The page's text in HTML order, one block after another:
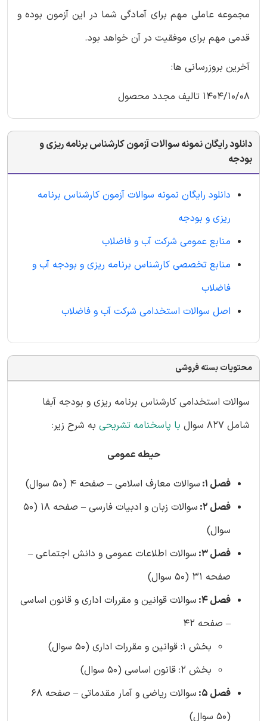
مجموعه عاملی مهم برای آمادگی شما در این آزمون بوده و
قدمی مهم برای موفقیت در آن خواهد بود.
آخرین بروزرسانی ها:
1404/10/08 تالیف مجدد محصول
دانلود رایگان نمونه سوالات آزمون کارشناس برنامه ریزی و
بودجه
دانلود رایگان نمونه سوالات آزمون کارشناس برنامه
ریزی و بودجه
منابع عمومی شرکت آب و فاضلاب
منابع تخصصی کارشناس برنامه ریزی و بودجه آب و
فاضلاب
اصل سوالات استخدامی شرکت آب و فاضلاب
محتویات بسته فروشی
سوالات استخدامی کارشناس برنامه ریزی و بودجه آبفا
شامل 827 سوال
با پاسخنامه تشریحی به شرح زیر:
حیطه عمومی
فصل 1:
سوالات معارف اسلامی – صفحه 4 (50 سوال)
فصل 2:
سوالات زبان و ادبیات فارسی – صفحه 18 (50
سوال)
فصل 3:
سوالات اطلاعات عمومی و دانش اجتماعی –
صفحه 31 (50 سوال)
فصل 4:
سوالات قوانین و مقررات اداری و قانون اساسی
– صفحه 42
بخش 1: قوانین و مقررات اداری (50 سوال)
بخش 2: قانون اساسی (50 سوال)
فصل 5:
سوالات ریاضی و آمار مقدماتی – صفحه 68
(50 سوال)